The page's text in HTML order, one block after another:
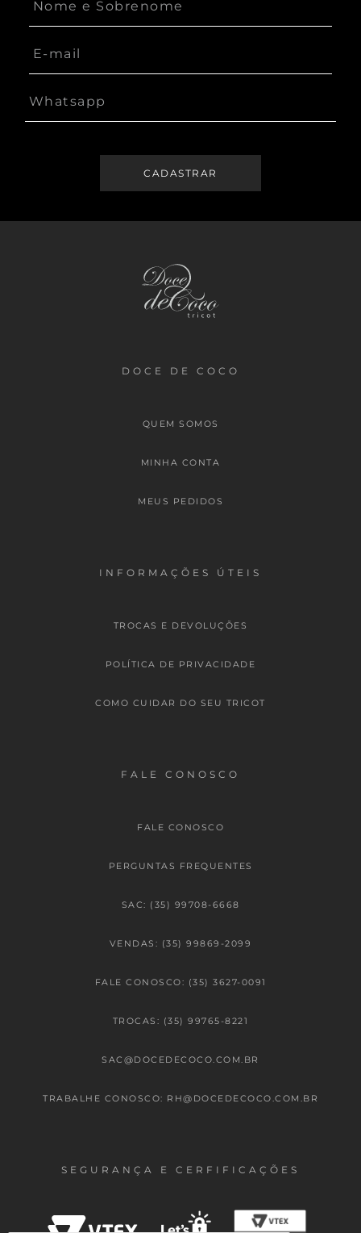
DOCE DE COCO
QUEM SOMOS
MINHA CONTA
MEUS PEDIDOS
INFORMAÇÕES ÚTEIS
TROCAS E DEVOLUÇÕES
POLÍTICA DE PRIVACIDADE
COMO CUIDAR DO SEU TRICOT
FALE CONOSCO
FALE CONOSCO
PERGUNTAS FREQUENTES
SAC: (35) 99708-6668
VENDAS: (35) 99869-2099
FALE CONOSCO: (35) 3627-0091
TROCAS: (35) 99765-8221
SAC@DOCEDECOCO.COM.BR
TRABALHE CONOSCO: RH@DOCEDECOCO.COM.BR
SEGURANÇA E CERFIFICAÇÕES